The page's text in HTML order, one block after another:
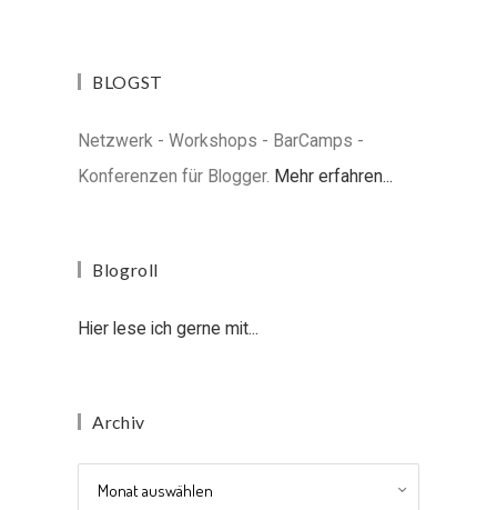
BLOGST
Netzwerk - Workshops - BarCamps -
Konferenzen für Blogger. Mehr erfahren...
Blogroll
Hier lese ich gerne mit...
Archiv